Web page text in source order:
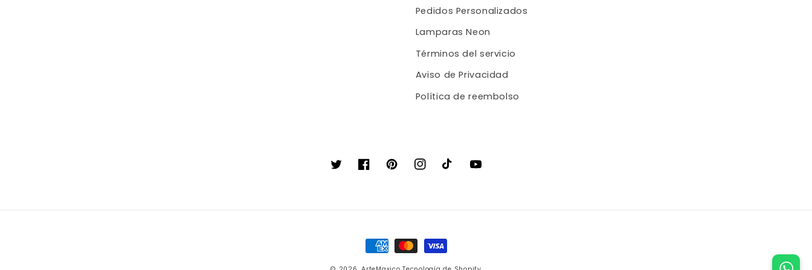
Pedidos Personalizados
Lamparas Neon
Términos del servicio
Aviso de Privacidad
Política de reembolso
TwitterFacebookPinterestInstagramTikTokYouTube
Formas
de